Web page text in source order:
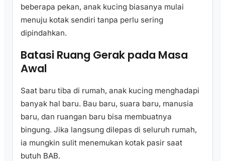
beberapa pekan, anak kucing biasanya mulai
menuju kotak sendiri tanpa perlu sering
dipindahkan.
Batasi Ruang Gerak pada Masa
Awal
Saat baru tiba di rumah, anak kucing menghadapi
banyak hal baru. Bau baru, suara baru, manusia
baru, dan ruangan baru bisa membuatnya
bingung. Jika langsung dilepas di seluruh rumah,
ia mungkin sulit menemukan kotak pasir saat
butuh BAB.